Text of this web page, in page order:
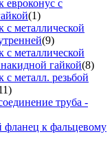
евроконус с
(1)
с металлической
(9)
с металлической
гайкой(8)
с металл. резьбой
труба -
к фальцевому